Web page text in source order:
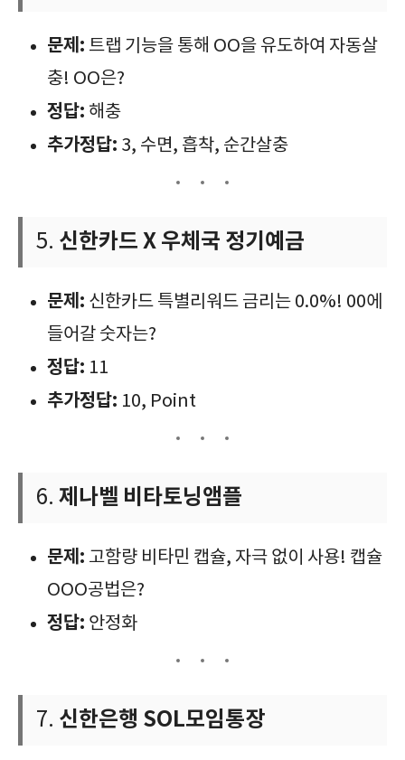
문제: 트랩 기능을 통해 OO을 유도하여 자동살
충! OO은?
정답: 해충
추가정답: 3, 수면, 흡착, 순간살충
5. 신한카드 X 우체국 정기예금
문제: 신한카드 특별리워드 금리는 0.0%! 00에
들어갈 숫자는?
정답: 11
추가정답: 10, Point
6. 제나벨 비타토닝앰플
문제: 고함량 비타민 캡슐, 자극 없이 사용! 캡슐
OOO공법은?
정답: 안정화
7. 신한은행 SOL모임통장